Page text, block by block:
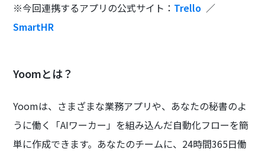
※今回連携するアプリの公式サイト： Trello ／
SmartHR
Yoomとは？
Yoomは、さまざまな業務アプリや、あなたの秘書のよ
うに働く「AIワーカー」を組み込んだ自動化フローを簡
単に作成できます。あなたのチームに、24時間365日働